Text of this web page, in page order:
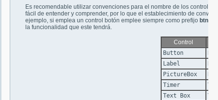
Es recomendable utilizar convenciones para el nombre de los
fácil de entender y comprender, por lo que el establecimiento de
ejemplo, si emplea un control botón emplee siempre como prefijo btn
la funcionalidad que este tendrá.
Control
Button
Label
PictureBox
Timer
Text Box
Txt